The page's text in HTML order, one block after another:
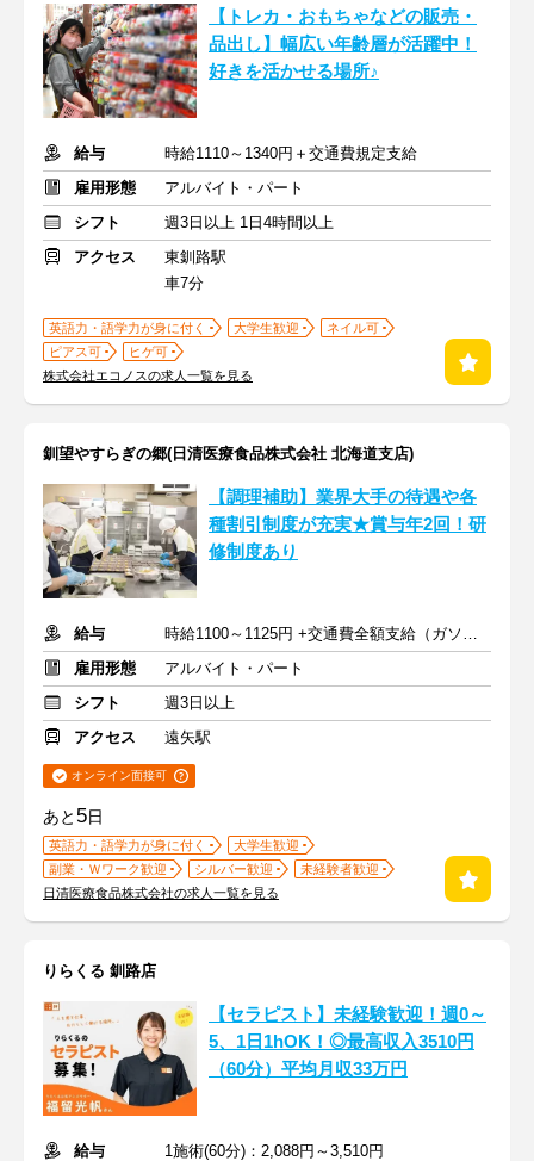
【トレカ・おもちゃなどの販売・
品出し】幅広い年齢層が活躍中！
好きを活かせる場所♪
給与
時給1110～1340円＋交通費規定支給
雇用形態
アルバイト・パート
シフト
週3日以上 1日4時間以上
アクセス
東釧路駅
車7分
英語力・語学力が身に付く 大学生歓迎
ネイル可
ピアス可
ヒゲ可
株式会社エコノスの求人一覧を見る
釧望やすらぎの郷(日清医療食品株式会社 北海道支店)
【調理補助】業界大手の待遇や各
種割引制度が充実★賞与年2回！研
修制度あり
給与
時給1100～1125円 +交通費全額支給（ガソリン代も支給）
雇用形態
アルバイト・パート
シフト
週3日以上
アクセス
遠矢駅
オンライン面接可
あと 5日
英語力・語学力が身に付く
大学生歓迎
副業・Ｗワーク歓迎
シルバー歓迎
未経験者歓迎
日清医療食品株式会社の求人一覧を見る
りらくる 釧路店
【セラピスト】未経験歓迎！週0～
5、1日1hOK！◎最高収入3510円
（60分）平均月収33万円
給与
1施術(60分)：2,088円～3,510円